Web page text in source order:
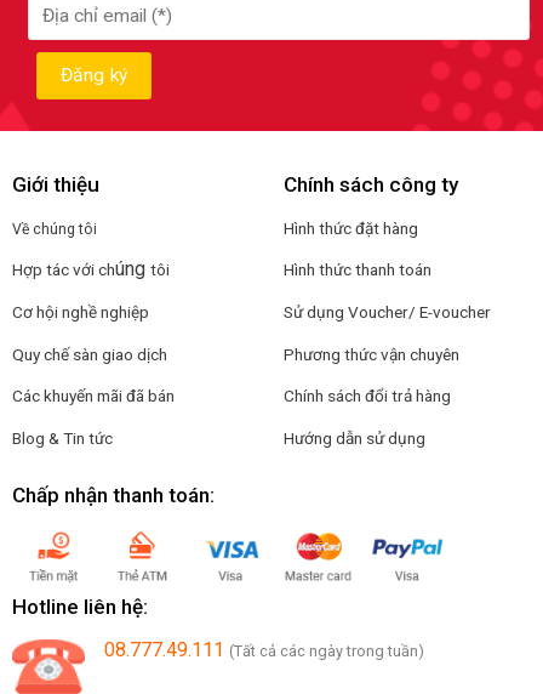
Giới thiệu
Về chúng tôi
Hợp tác với chúng tôi
Cơ hội nghề nghiệp
Quy chế sàn giao dịch
Các khuyến mãi đã bán
Blog & Tin tức
Chính sách công ty
Hình thức đặt hàng
Hình thức thanh toán
Sử dụng Voucher/ E-voucher
Phương thức vận chuyên
Chính sách đổi trả hàng
Hướng dẫn sử dụng
Chấp nhận thanh toán:
Hotline liên hệ:
08.777.49.111 (Tất cả các ngày trong tuần)